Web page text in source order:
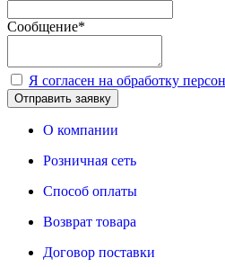
Сообщение*
Я согласен на обработку
Отправить заявку
О компании
Розничная сеть
Способ оплаты
Возврат товара
Договор поставки